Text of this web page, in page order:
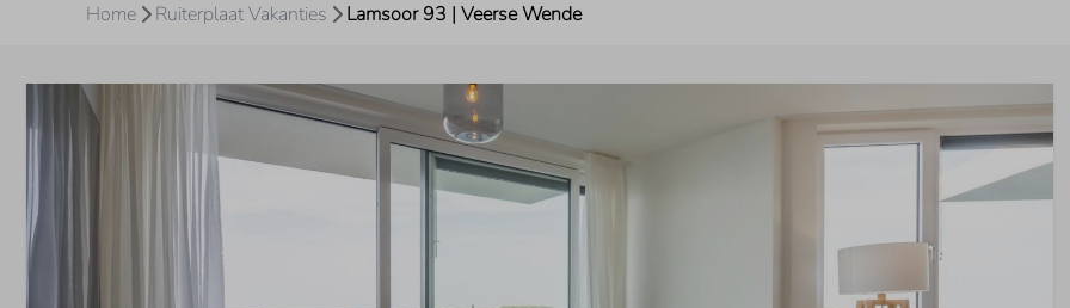
Home Ruiterplaat Vakanties Lamsoor 93 | Veerse Wende